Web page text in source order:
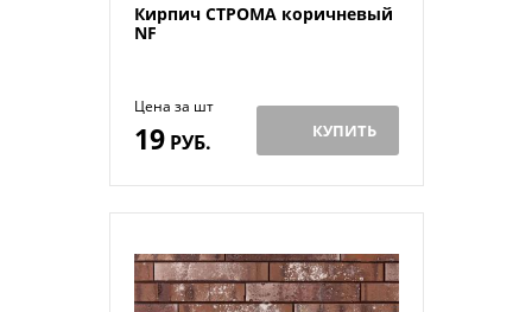
Кирпич СТРОМА коричневый
NF
Цена за шт
19РУБ. КУПИТЬ